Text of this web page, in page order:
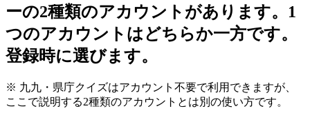
ーの2種類のアカウントがあります。1
つのアカウントはどちらか一方です。
登録時に選びます。
※ 九九・県庁クイズはアカウント不要で利用できますが、
ここで説明する2種類のアカウントとは別の使い方です。